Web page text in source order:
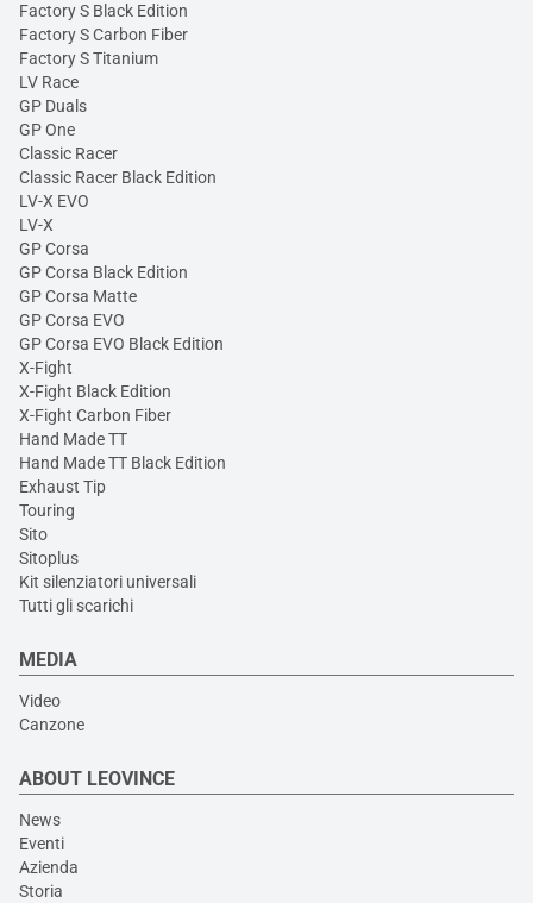
Factory S Black Edition
Factory S Carbon Fiber
Factory S Titanium
LV Race
GP Duals
GP One
Classic Racer
Classic Racer Black Edition
LV-X EVO
LV-X
GP Corsa
GP Corsa Black Edition
GP Corsa Matte
GP Corsa EVO
GP Corsa EVO Black Edition
X-Fight
X-Fight Black Edition
X-Fight Carbon Fiber
Hand Made TT
Hand Made TT Black Edition
Exhaust Tip
Touring
Sito
Sitoplus
Kit silenziatori universali
Tutti gli scarichi
MEDIA
Video
Canzone
ABOUT LEOVINCE
News
Eventi
Azienda
Storia